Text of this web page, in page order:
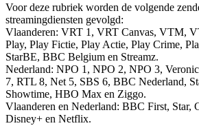
Voor deze rubriek worden de volgende
streamingdiensten gevolgd:
Vlaanderen: VRT 1, VRT Canvas, VTM,
Play, Play Fictie, Play Actie, Play Crime,
StarBE, BBC Belgium en Streamz.
Nederland: NPO 1, NPO 2, NPO 3,
7, RTL 8, Net 5, SBS 6, BBC Nederland,
Showtime, HBO Max en Ziggo.
Vlaanderen en Nederland: BBC First, Star,
Disney+ en Netflix.